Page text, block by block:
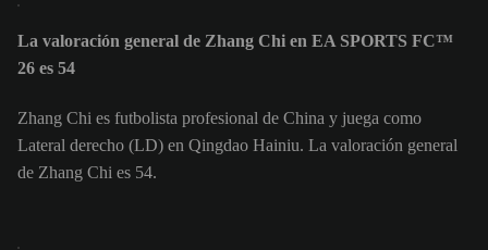
La valoración general de Zhang Chi en EA SPORTS FC™
26 es 54
Zhang Chi es futbolista profesional de China y juega como
Lateral derecho (LD) en Qingdao Hainiu. La valoración general
de Zhang Chi es 54.